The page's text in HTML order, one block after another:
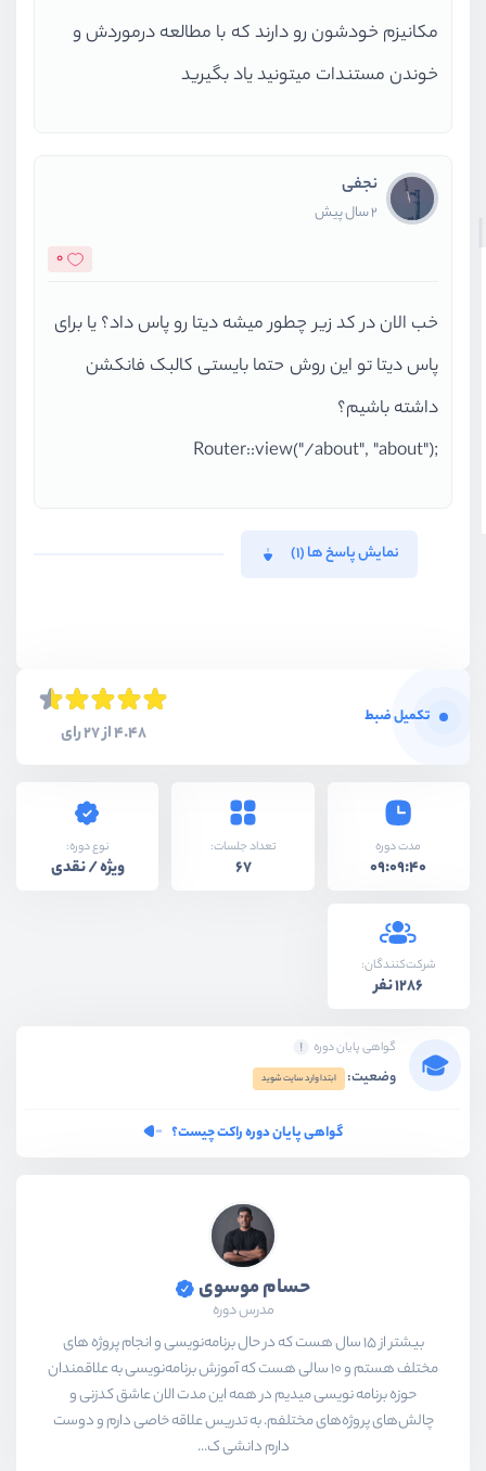
مکانیزم خودشون رو دارند که با مطالعه درموردش و
خوندن مستندات میتونید یاد بگیرید
نجفی
2 سال پیش
0
خب الان در کد زیر چطور میشه دیتا رو پاس داد؟ یا برای
پاس دیتا تو این روش حتما بایستی کالبک فانکشن
داشته باشیم؟
;Router::view("/about", "about")
نمایش پاسخ ها (1)
تکمیل ضبط
4.48 از 27 رای
مدت دوره
09:09:40
تعداد جلسات:
67
نوع دوره:
ویژه / نقدی
شرکت‌کنندگان:
1286 نفر
گواهی پایان دوره
وضعیت: ابتدا وارد سایت شوید
گواهی پایان دوره راکت چیست؟
حسام موسوی
مدرس دوره
بیشتر از ۱۵ سال هست که در حال برنامه‌نویسی و انجام پروژه های
مختلف هستم و ۱۰ سالی هست که آموزش برنامه‌نویسی به علاقمندان
حوزه برنامه نویسی میدیم در همه این مدت الان عاشق کدزنی و
چالش‌های پروژه‌های مختلفم. به تدریس علاقه خاصی دارم و دوست
دارم دانشی ک...